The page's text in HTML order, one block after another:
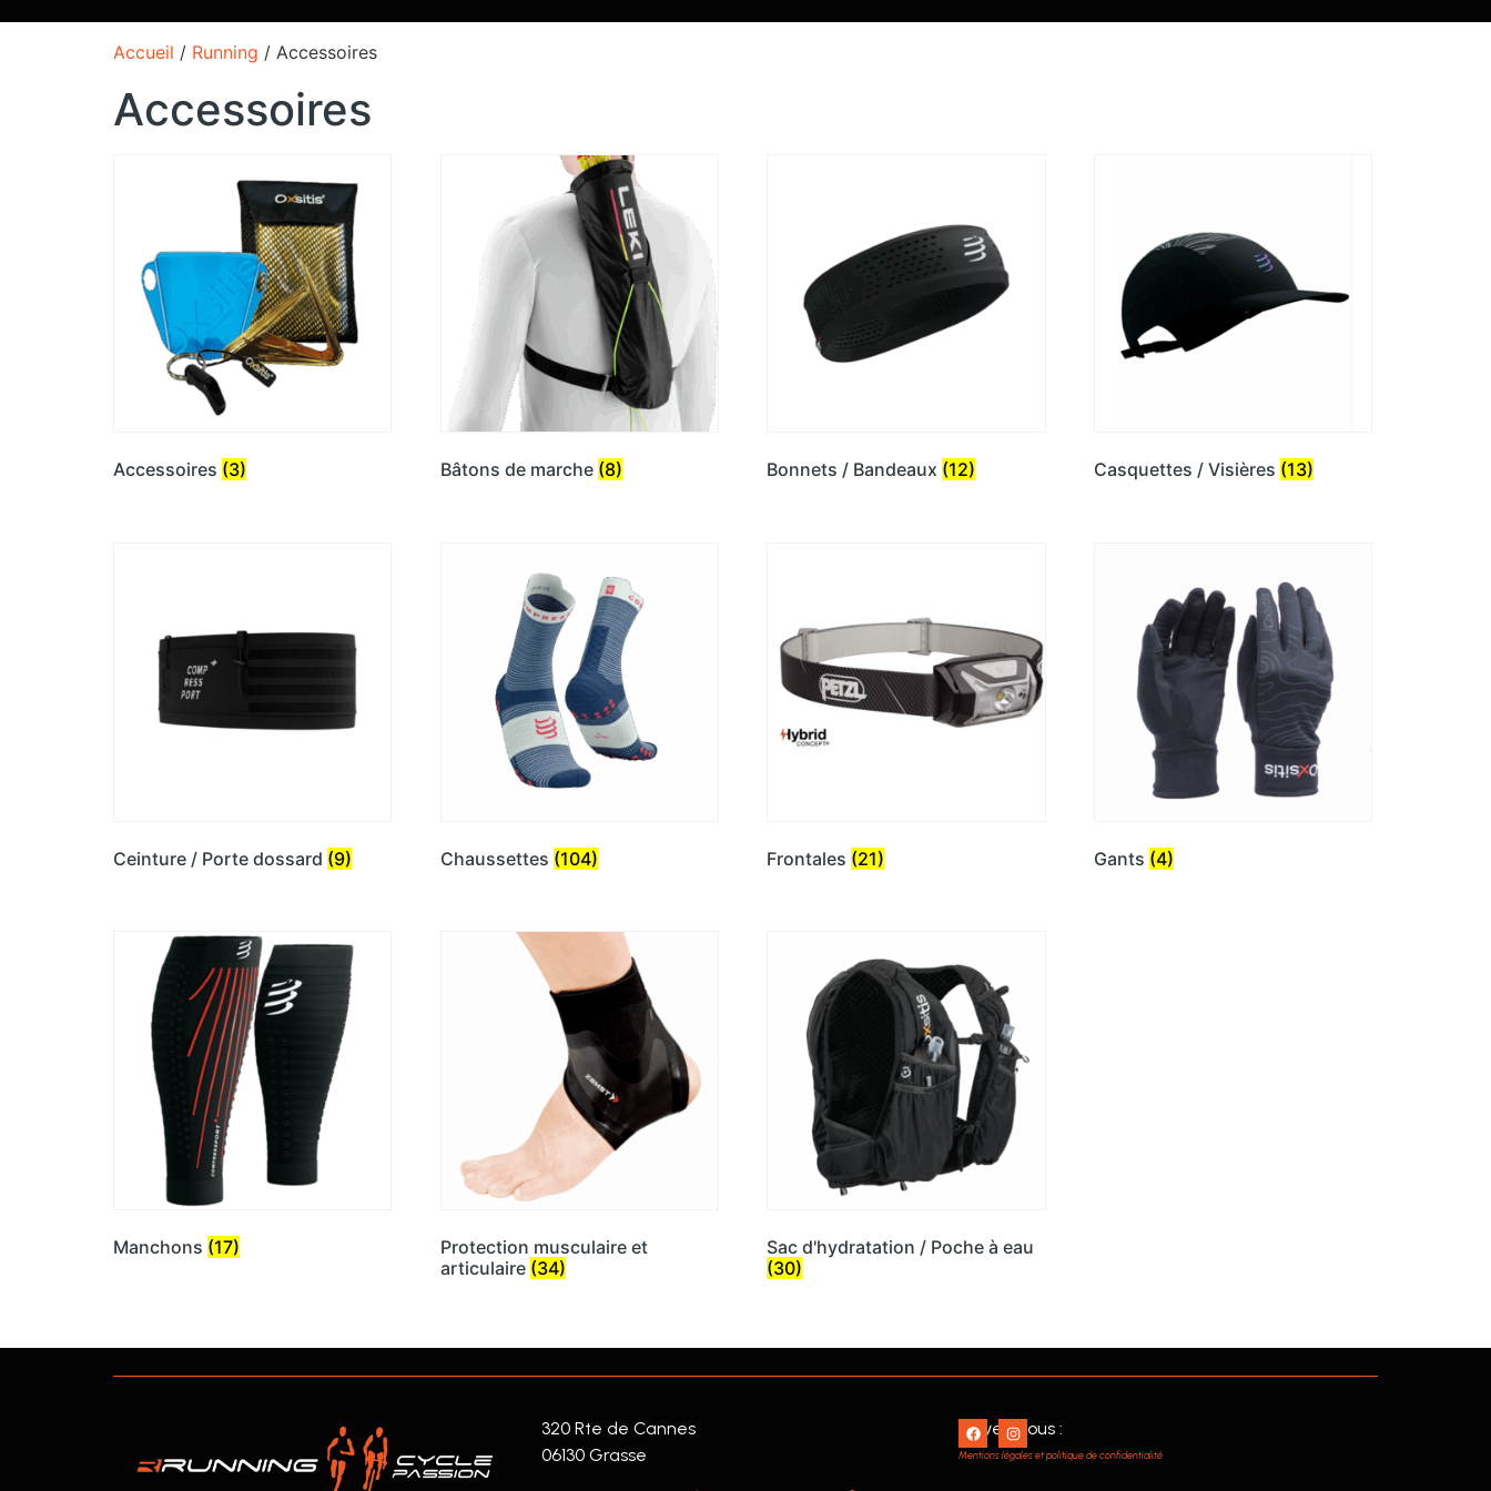
Accueil / Running / Accessoires
Accessoires
Accessoires (3) Bâtons de marche (8) Bonnets / Bandeaux (12) Casquettes / Visières (13)
Ceinture / Porte dossard (9) Chaussettes (104) Frontales (21) Gants (4)
Manchons (17)
Protection musculaire et
articulaire (34)
Sac d'hydratation / Poche à eau
(30)
320 Rte de Cannes
06130 Grasse
Suivez nous :
Mentions légales et politique de confidentialité